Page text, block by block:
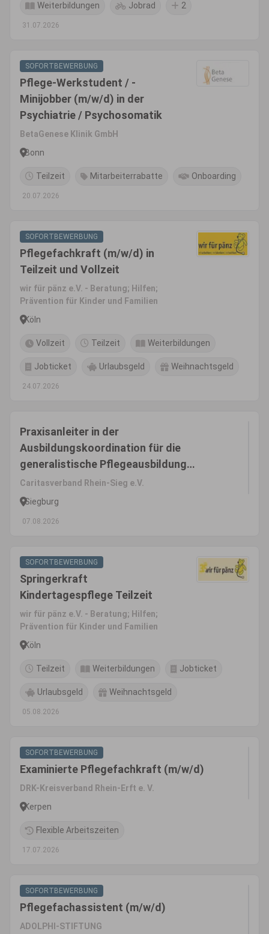
Weiterbildungen Jobrad 2
31.07.2026
SOFORTBEWERBUNG
Pflege-Werkstudent / -
Minijobber (m/w/d) in der
Psychiatrie / Psychosomatik
BetaGenese Klinik GmbH
Bonn
Teilzeit Mitarbeiterrabatte Onboarding
20.07.2026
SOFORTBEWERBUNG
Pflegefachkraft (m/w/d) in
Teilzeit und Vollzeit
wir für pänz e.V. - Beratung; Hilfen;
Prävention für Kinder und Familien
Köln
Vollzeit Teilzeit Weiterbildungen
Jobticket Urlaubsgeld Weihnachtsgeld
24.07.2026
Praxisanleiter in der
Ausbildungskoordination für die
generalistische Pflegeausbildung
(m/w/d)
Caritasverband Rhein-Sieg e.V.
Siegburg
07.08.2026
SOFORTBEWERBUNG
Springerkraft
Kindertagespflege Teilzeit
wir für pänz e.V. - Beratung; Hilfen;
Prävention für Kinder und Familien
Köln
Teilzeit Weiterbildungen Jobticket
Urlaubsgeld Weihnachtsgeld
05.08.2026
SOFORTBEWERBUNG
Examinierte Pflegefachkraft (m/w/d)
DRK-Kreisverband Rhein-Erft e. V.
Kerpen
Flexible Arbeitszeiten
17.07.2026
SOFORTBEWERBUNG
Pflegefachassistent (m/w/d)
ADOLPHI-STIFTUNG